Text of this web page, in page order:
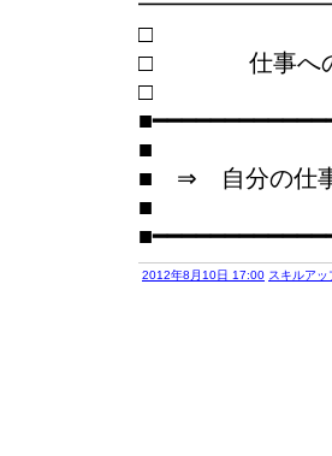
□ 仕事への意
■
■ ⇒ 自分の仕事
■
2012年8月10日 17:00 スキルアッ